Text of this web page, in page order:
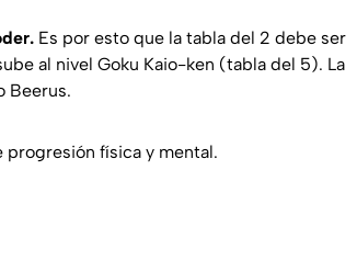
Es por esto que la tabla del 2 debe ser
al nivel Goku Kaio-ken (tabla del 5). La
Beerus.
progresión física y mental.